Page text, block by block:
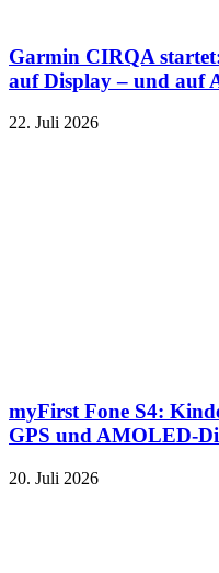
Garmin CIRQA
auf Display – und auf
22. Juli 2026
myFirst Fone S4:
GPS und AMOLED-
20. Juli 2026